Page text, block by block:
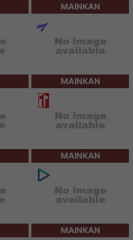
MAINKAN
MAINKAN
MAINKAN
MAINKAN